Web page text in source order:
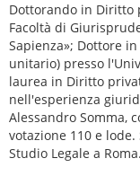
Dottorando in Diritto
Facoltà di
Sapienza»; Dottore
unitario) presso
laurea in Diritto
nell'esperienza
Alessandro Somma,
votazione 110 e
Studio Legale a Roma.